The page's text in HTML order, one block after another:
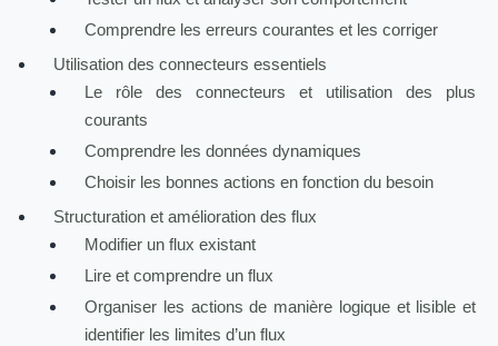
Comprendre les erreurs courantes et les corriger
Utilisation des connecteurs essentiels
Le rôle des connecteurs et utilisation des plus
courants
Comprendre les données dynamiques
Choisir les bonnes actions en fonction du besoin
Structuration et amélioration des flux
Modifier un flux existant
Lire et comprendre un flux
Organiser les actions de manière logique et lisible et
identifier les limites d’un flux